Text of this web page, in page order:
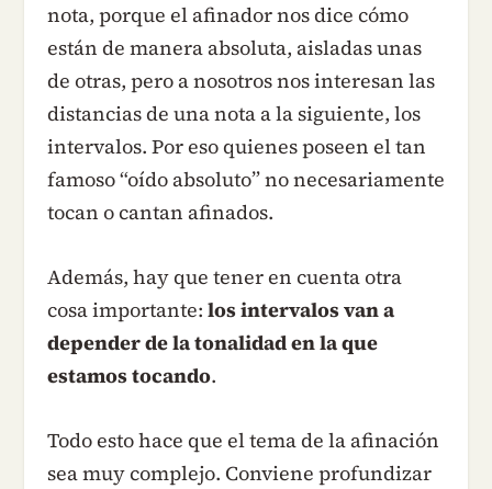
nota, porque el afinador nos dice cómo
están de manera absoluta, aisladas unas
de otras, pero a nosotros nos interesan las
distancias de una nota a la siguiente, los
intervalos. Por eso quienes poseen el tan
famoso “oído absoluto” no necesariamente
tocan o cantan afinados.
Además, hay que tener en cuenta otra
cosa importante: los intervalos van a
depender de la tonalidad en la que
estamos tocando.
Todo esto hace que el tema de la afinación
sea muy complejo. Conviene profundizar